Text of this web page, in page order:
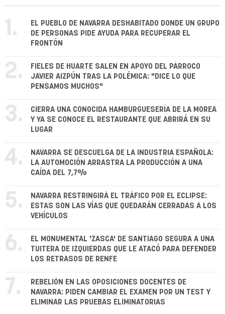
1.
EL PUEBLO DE NAVARRA DESHABITADO DONDE UN GRUPO
DE PERSONAS PIDE AYUDA PARA RECUPERAR EL
FRONTÓN
2.
FIELES DE HUARTE SALEN EN APOYO DEL PÁRROCO
JAVIER AIZPÚN TRAS LA POLÉMICA: "DICE LO QUE
PENSAMOS MUCHOS"
3.
CIERRA UNA CONOCIDA HAMBURGUESERÍA DE LA MOREA
Y YA SE CONOCE EL RESTAURANTE QUE ABRIRÁ EN SU
LUGAR
4.
NAVARRA SE DESCUELGA DE LA INDUSTRIA ESPAÑOLA:
LA AUTOMOCIÓN ARRASTRA LA PRODUCCIÓN A UNA
CAÍDA DEL 7,7%
5.
NAVARRA RESTRINGIRÁ EL TRÁFICO POR EL ECLIPSE:
ESTAS SON LAS VÍAS QUE QUEDARÁN CERRADAS A LOS
VEHÍCULOS
6.
EL MONUMENTAL 'ZASCA' DE SANTIAGO SEGURA A UNA
TUITERA DE IZQUIERDAS QUE LE ATACÓ PARA DEFENDER
LOS RETRASOS DE RENFE
7.
REBELIÓN EN LAS OPOSICIONES DOCENTES DE
NAVARRA: PIDEN CAMBIAR EL EXAMEN POR UN TEST Y
ELIMINAR LAS PRUEBAS ELIMINATORIAS